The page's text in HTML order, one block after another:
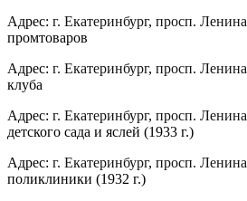
Адрес: г. Екатеринбург, просп. Ленина
промтоваров
Адрес: г. Екатеринбург, просп. Ленина
клуба
Адрес: г. Екатеринбург, просп. Ленина
детского сада и яслей (1933 г.)
Адрес: г. Екатеринбург, просп. Ленина
поликлиники (1932 г.)